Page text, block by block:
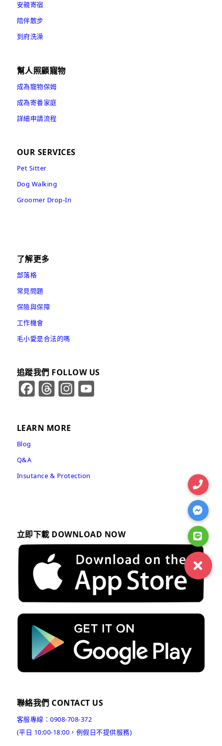
安親寄宿
陪伴散步
到府洗澡
幫人照顧寵物
成為寵物保姆
成為寄養家庭
詳細申請流程
OUR SERVICES
Pet Sitter
Dog Walking
Groomer Drop-In
了解更多
部落格
常見問題
保險與保障
工作機會
毛小愛是合法的嗎
追蹤我們 FOLLOW US
FacebookThreads Instagram
LEARN MORE
Blog
Q&A
Insutance & Protection
立即下載 DOWNLOAD NOW
聯絡我們 CONTACT US
客服專線：0908-708-372
(平日 10:00-18:00，例假日不提供服務)